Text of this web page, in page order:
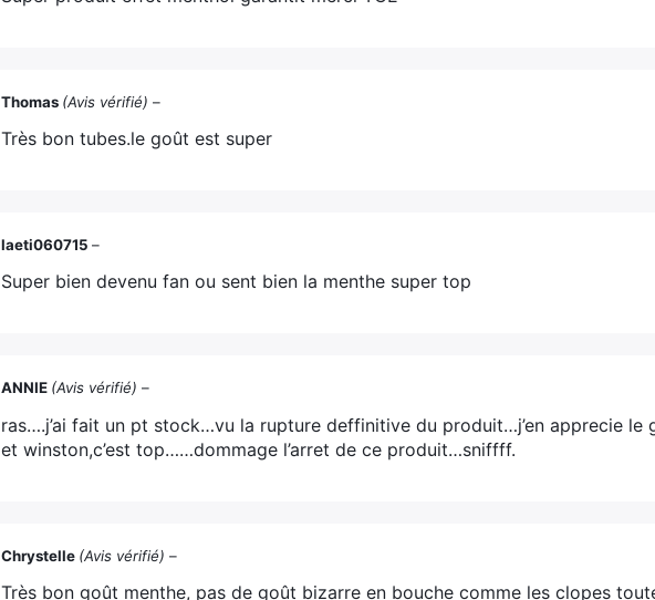
Thomas (Avis vérifié) –
Très bon tubes.le goût est super
laeti060715–
Super bien devenu fan ou sent bien la menthe super top
ANNIE (Avis vérifié) –
ras….j’ai fait un pt stock…vu la rupture deffinitive du produit…j’en apprecie le
et winston,c’est top……dommage l’arret de ce produit…sniffff.
Chrystelle (Avis vérifié) –
Très bon goût menthe, pas de goût bizarre en bouche comme les clopes